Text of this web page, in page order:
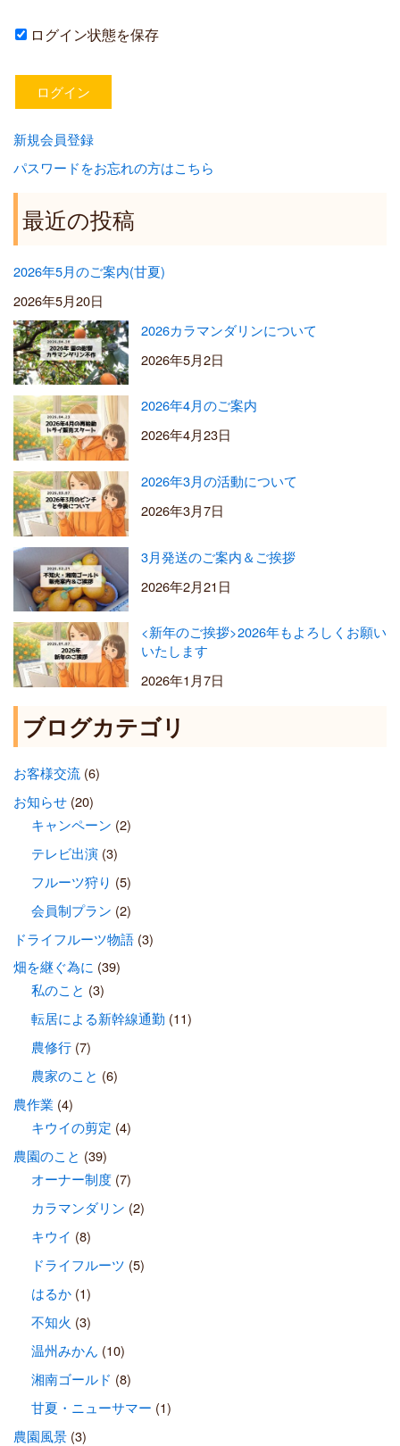
ログイン状態を保存
新規会員登録
パスワードをお忘れの方はこちら
最近の投稿
2026年5月のご案内(甘夏)
2026年5月20日
2026カラマンダリンについて
2026年5月2日
2026年4月のご案内
2026年4月23日
2026年3月の活動について
2026年3月7日
3月発送のご案内＆ご挨拶
2026年2月21日
<新年のご挨拶>2026年もよろしくお願い
いたします
2026年1月7日
ブログカテゴリ
お客様交流(6)
お知らせ(20)
キャンペーン (2)
テレビ出演(3)
フルーツ狩り (5)
会員制プラン (2)
ドライフルーツ物語(3)
畑を継ぐ為に (39)
私のこと (3)
転居による新幹線通勤 (11)
農修行(7)
農家のこと (6)
農作業 (4)
キウイの剪定 (4)
農園のこと (39)
オーナー制度(7)
カラマンダリン (2)
キウイ (8)
ドライフルーツ (5)
はるか(1)
不知火 (3)
温州みかん (10)
湘南ゴールド (8)
甘夏・ニューサマー (1)
農園風景(3)